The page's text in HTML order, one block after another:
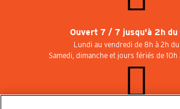
Ouvert 7 / 7 jusqu'à 2h du
Lundi au vendredi de 8h à 2h
Samedi, dimanche et jours fériés de